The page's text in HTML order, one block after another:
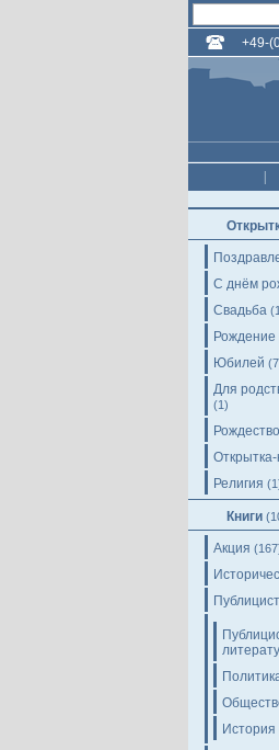
+49-
С днём
Свадьба
Рождение
Юбилей
Для
(1)
Религия
Книги
Акция
История